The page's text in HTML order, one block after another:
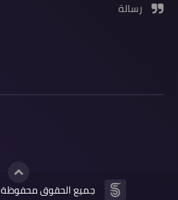
رسالة
جميع الحقوق محفوظة